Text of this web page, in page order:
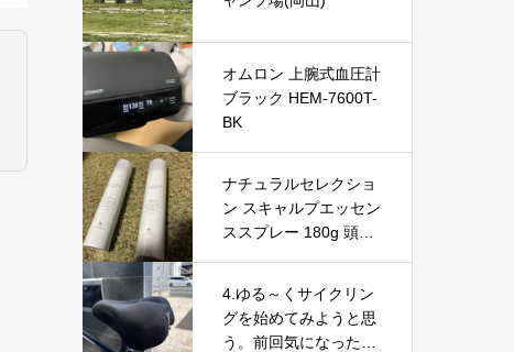
オムロン 上腕式血圧計
ブラック HEM-7600T-
BK
ナチュラルセレクショ
ン スキャルプエッセン
ススプレー 180g 頭皮
手軽に頭皮と肌をリフ
レッシュ
4.ゆる～くサイクリン
グを始めてみようと思
う。前回気になったこ